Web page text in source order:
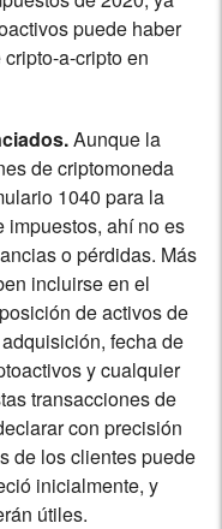
puede haber
a-cripto en
Aunque la
de criptomoneda
1040 para la
impuestos, ahí no es
o pérdidas. Más
incluirse en el
de activos de
fecha de
y cualquier
transacciones de
con precisión
de los clientes puede
inicialmente, y
útiles.